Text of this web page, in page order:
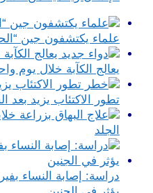
علماء يكتشفون جين
يعالج الكآبة خلال يوم
تطور الاكتئاب يزيد بعد
الجلد
دراسة: إصابة النساء